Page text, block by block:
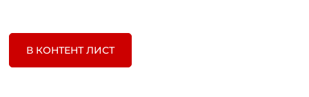
В КОНТЕНТ ЛИСТ